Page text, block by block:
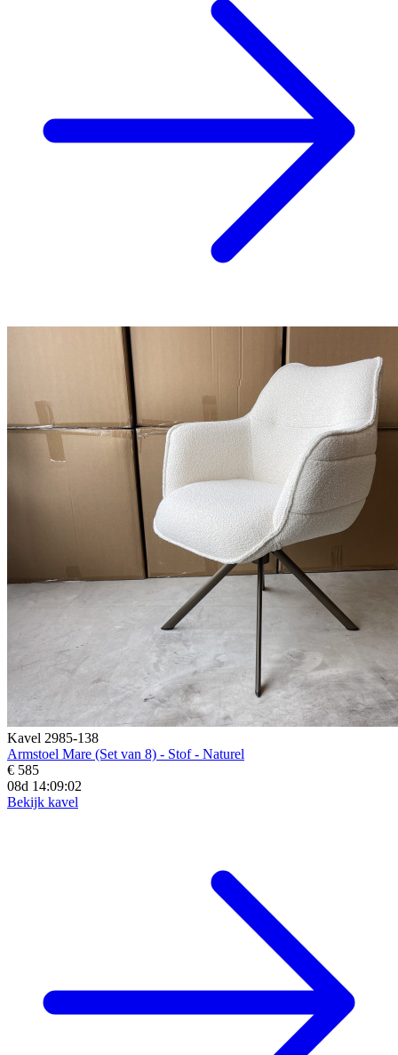
Kavel 2985-138
Armstoel Mare (Set van 8) - Stof - Naturel
€ 585
08d 14:09:01
Bekijk kavel